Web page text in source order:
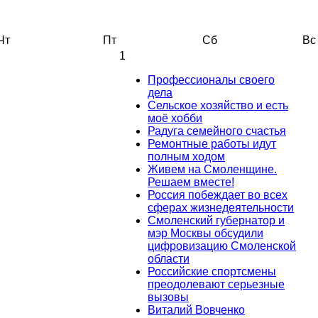
Пт Сб
Вс
1
Профессионалы своего
дела
Сельское хозяйство и есть
моё хобби
Радуга семейного счастья
Ремонтные работы идут
полным ходом
Живем на Смоленщине.
Решаем вместе!
Россия побеждает во всех
сферах жизнедеятельности
Смоленский губернатор и
мэр Москвы обсудили
цифровизацию Смоленской
области
Российские спортсмены
преодолевают серьезные
вызовы
Виталий Вовченко